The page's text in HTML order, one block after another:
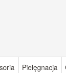
Pielęgnacja